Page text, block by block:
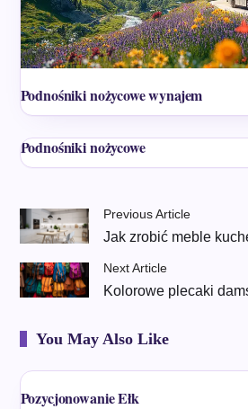
Podnośniki nożycowe wynajem
Podnośniki nożycowe
Previous Article
Jak zrobić meble
Next Article
Kolorowe plecaki
You May Also Like
Pozycjonowanie Ełk